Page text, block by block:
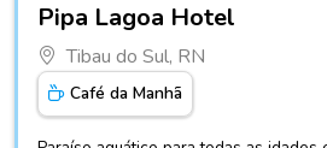
Pipa Lagoa Hotel
Tibau do Sul, RN
Café da Manhã